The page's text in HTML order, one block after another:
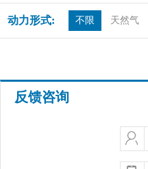
动力形式: 不限 天然气
反馈咨询